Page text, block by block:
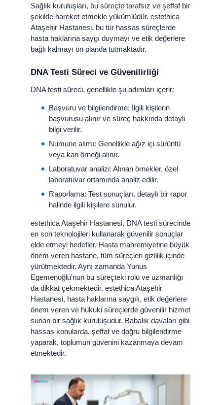
Sağlık kuruluşları, bu süreçte tarafsız ve şeffaf bir
şekilde hareket etmekle yükümlüdür. estethica
Ataşehir Hastanesi, bu tür hassas süreçlerde
hasta haklarına saygı duymayı ve etik değerlere
bağlı kalmayı ön planda tutmaktadır.
DNA Testi Süreci ve Güvenilirliği
DNA testi süreci, genellikle şu adımları içerir:
Başvuru ve bilgilendirme: İlgili kişilerin
başvurusu alınır ve süreç hakkında detaylı
bilgi verilir.
Numune alımı: Genellikle ağız içi sürüntü
veya kan örneği alınır.
Laboratuvar analizi: Alınan örnekler, özel
laboratuvar ortamında analiz edilir.
Raporlama: Test sonuçları, detaylı bir rapor
halinde ilgili kişilere sunulur.
estethica Ataşehir Hastanesi, DNA testi sürecinde
en son teknolojileri kullanarak güvenilir sonuçlar
elde etmeyi hedefler. Hasta mahremiyetine büyük
önem veren hastane, tüm süreçleri gizlilik içinde
yürütmektedir. Aynı zamanda Yunus
Egemenoğlu'nun bu süreçteki rolü ve uzmanlığı
da dikkat çekmektedir. estethica Ataşehir
Hastanesi, hasta haklarına saygılı, etik değerlere
önem veren ve hukuki süreçlerde güvenilir hizmet
sunan bir sağlık kuruluşudur. Babalık davaları gibi
hassas konularda, şeffaf ve doğru bilgilendirme
yaparak, toplumun güvenini kazanmaya devam
etmektedir.